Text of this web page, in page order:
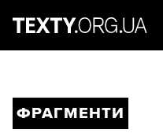
ФРАГМЕНТИ